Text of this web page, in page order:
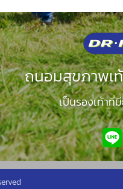
ถนอมสุขภาพเ
เป็นรองเท้าที่